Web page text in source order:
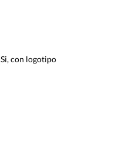
Si, con logotipo